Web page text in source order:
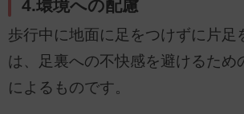
4.環境への配慮
歩行中に地面に足をつけずに片足
は、足裏への不快感を避けるため
によるものです。